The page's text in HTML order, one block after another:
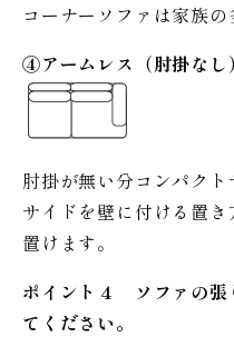
コーナーソファは家族の
④アームレス（肘掛なし
肘掛が無い分コンパクト
サイドを壁に付ける置
置けます。
ポイント４ ソファの張
てください。